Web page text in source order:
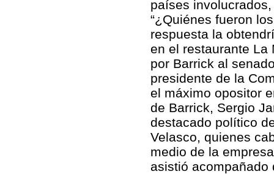
países
“¿Quiénes fueron
respuesta la
en el restaurante La
por Barrick al
presidente de la
el máximo opositor
de Barrick, Sergio
destacado político
Velasco, quienes
medio de la
asistió acompañado